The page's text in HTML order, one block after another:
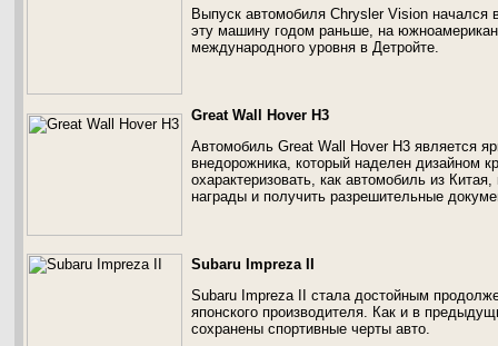
Выпуск автомобиля Chrysler Vision
эту машину годом раньше, на
международного уровня в Детройте.
Great Wall Hover H3
Автомобиль Great Wall Hover H3 является
внедорожника, который наделен дизайном
охарактеризовать, как автомобиль из
награды и получить разрешительные
Subaru Impreza II
Subaru Impreza II стала достойным
японского производителя. Как и в
сохранены спортивные черты авто.